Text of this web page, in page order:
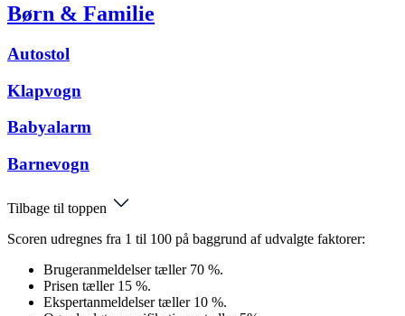
Børn & Familie
Autostol
Klapvogn
Babyalarm
Barnevogn
Tilbage til toppen
Scoren udregnes fra 1 til 100 på baggrund af udvalgte faktorer:
Brugeranmeldelser tæller 70 %.
Prisen tæller 15 %.
Ekspertanmeldelser tæller 10 %.